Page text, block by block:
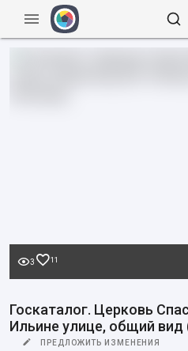
3 11
Госкаталог. Церковь
Ильине улице, общий вид
ПРЕДЛОЖИТЬ ИЗМЕНЕНИЯ